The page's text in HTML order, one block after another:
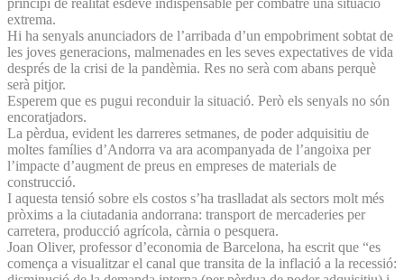
extrema.
Hi ha senyals anunciadors de l’arribada d’un empobriment sobtat de
les joves generacions, malmenades en les seves expectatives de vida
després de la crisi de la pandèmia. Res no serà com abans perquè
serà pitjor.
Esperem que es pugui reconduir la situació. Però els senyals no són
encoratjadors.
La pèrdua, evident les darreres setmanes, de poder adquisitiu de
moltes famílies d’Andorra va ara acompanyada de l’angoixa per
l’impacte d’augment de preus en empreses de materials de
construcció.
I aquesta tensió sobre els costos s’ha traslladat als sectors molt més
pròxims a la ciutadania andorrana: transport de mercaderies per
carretera, producció agrícola, càrnia o pesquera.
Joan Oliver, professor d’economia de Barcelona, ha escrit que “es
comença a visualitzar el canal que transita de la inflació a la recessió: